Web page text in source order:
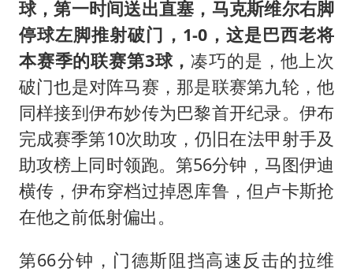
球，第一时间送出直塞，马克斯维尔右脚
停球左脚推射破门，1-0，这是巴西老将
本赛季的联赛第3球， 凑巧的是，他上次
破门也是对阵马赛，那是联赛第九轮，他
同样接到伊布妙传为巴黎首开纪录。伊布
完成赛季第10次助攻，仍旧在法甲射手及
助攻榜上同时领跑。第56分钟，马图伊迪
横传，伊布穿档过掉恩库鲁，但卢卡斯抢
在他之前低射偏出。
第66分钟，门德斯阻挡高速反击的拉维